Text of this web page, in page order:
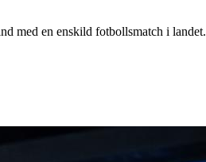
med en enskild fotbollsmatch i landet.